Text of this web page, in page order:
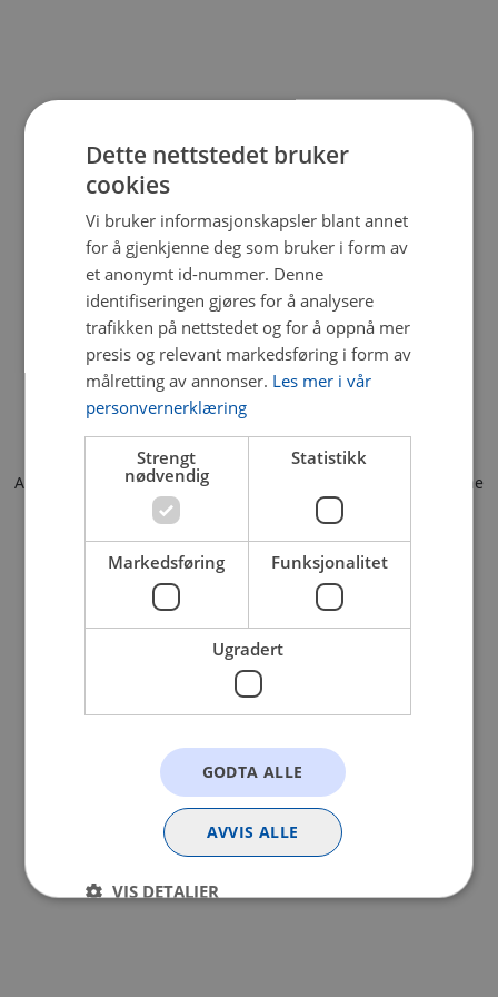
Application error: a client-side exception has occurred (see the
browser console for more information).
Dette nettstedet bruker
cookies
Vi bruker informasjonskapsler blant annet
for å gjenkjenne deg som bruker i form av
et anonymt id-nummer. Denne
identifiseringen gjøres for å analysere
trafikken på nettstedet og for å oppnå mer
presis og relevant markedsføring i form av
målretting av annonser. Les mer i vår
personvernerklæring
Strengt
nødvendig
Statistikk
Markedsføring Funksjonalitet
Ugradert
GODTA ALLE
AVVIS ALLE
VIS DETALJER